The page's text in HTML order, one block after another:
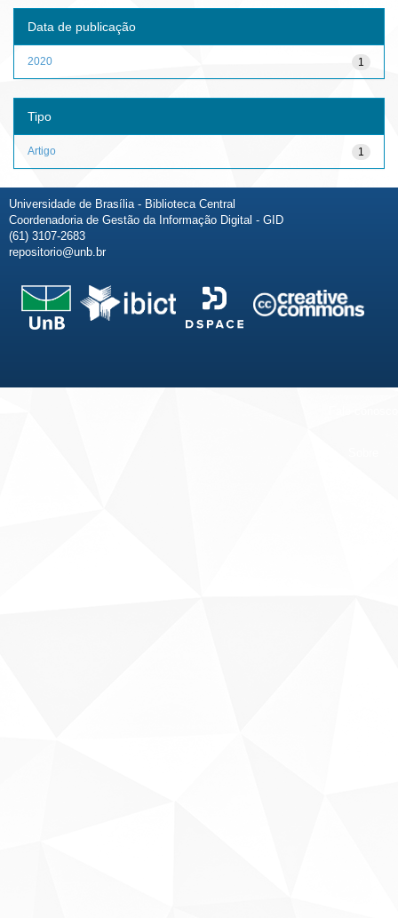
Data de publicação
1
2020
Tipo
1
Artigo
Universidade de Brasília - Biblioteca Central
Coordenadoria de Gestão da Informação Digital - GID
(61) 3107-2683
repositorio@unb.br